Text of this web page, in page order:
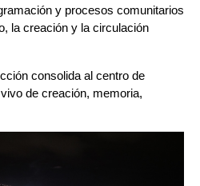
y procesos comunitarios
la creación y la circulación
consolida al centro de
de creación, memoria,